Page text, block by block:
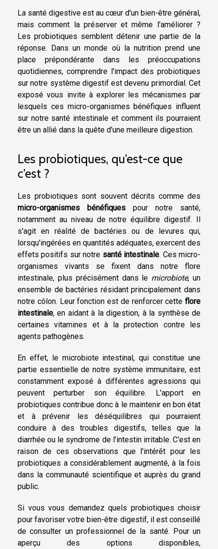
La santé digestive est au cœur d'un bien-être général,
mais comment la préserver et même l'améliorer ?
Les probiotiques semblent détenir une partie de la
réponse. Dans un monde où la nutrition prend une
place prépondérante dans les préoccupations
quotidiennes, comprendre l'impact des probiotiques
sur notre système digestif est devenu primordial. Cet
exposé vous invite à explorer les mécanismes par
lesquels ces micro-organismes bénéfiques influent
sur notre santé intestinale et comment ils pourraient
être un allié dans la quête d'une meilleure digestion.
Les probiotiques, qu'est-ce que
c'est ?
Les probiotiques sont souvent décrits comme des
micro-organismes bénéfiques pour notre santé,
notamment au niveau de notre équilibre digestif. Il
s'agit en réalité de bactéries ou de levures qui,
lorsqu'ingérées en quantités adéquates, exercent des
effets positifs sur notre santé intestinale. Ces micro-
organismes vivants se fixent dans notre flore
intestinale, plus précisément dans le microbiote, un
ensemble de bactéries résidant principalement dans
notre côlon. Leur fonction est de renforcer cette flore
intestinale, en aidant à la digestion, à la synthèse de
certaines vitamines et à la protection contre les
agents pathogènes.
En effet, le microbiote intestinal, qui constitue une
partie essentielle de notre système immunitaire, est
constamment exposé à différentes agressions qui
peuvent perturber son équilibre. L'apport en
probiotiques contribue donc à le maintenir en bon état
et à prévenir les déséquilibres qui pourraient
conduire à des troubles digestifs, telles que la
diarrhée ou le syndrome de l'intestin irritable. C'est en
raison de ces observations que l'intérêt pour les
probiotiques a considérablement augmenté, à la fois
dans la communauté scientifique et auprès du grand
public.
Si vous vous demandez quels probiotiques choisir
pour favoriser votre bien-être digestif, il est conseillé
de consulter un professionnel de la santé. Pour un
aperçu des options disponibles,